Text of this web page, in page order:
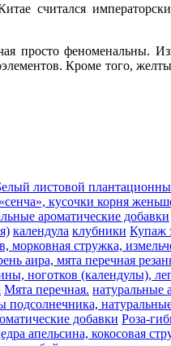
считался
феноменальны.
Кроме того,
листовой
кусочки корня
ароматические добавки
календула клубники Купаж
морковная стружка,
аира, мята перечная
ноготков (календулы),
Мята перечная. натуральные
добавки Роза-
апельсина, кокосовая